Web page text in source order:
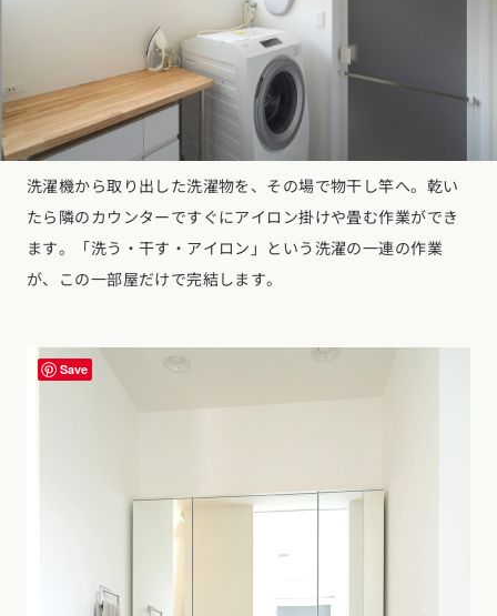
洗濯機から取り出した洗濯物を、その場で物干し竿へ。乾い
たら隣のカウンターですぐにアイロン掛けや畳む作業ができ
ます。「洗う・干す・アイロン」という洗濯の一連の作業
が、この一部屋だけで完結します。
Save